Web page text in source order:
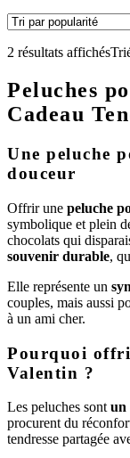
2 résultats affichés
Peluches
Cadeau
Une peluche
douceur
Offrir une peluche
symbolique et plein
chocolats qui
souvenir durable,
Elle représente un
couples, mais aussi
à un ami cher.
Pourquoi
Valentin ?
Les peluches sont un
procurent du
tendresse partagée